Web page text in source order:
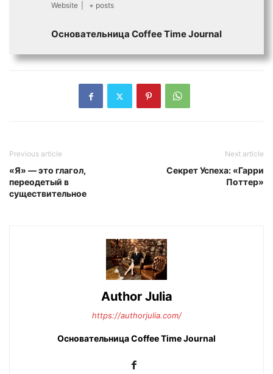
Website + posts
Основательница Сoffee Time Journal
Previous article
«Я» — это глагол,
переодетый в
существительное
Next article
Секрет Успеха: «Гарри
Поттер»
Author Julia
https://authorjulia.com/
Основательница Сoffee Time Journal